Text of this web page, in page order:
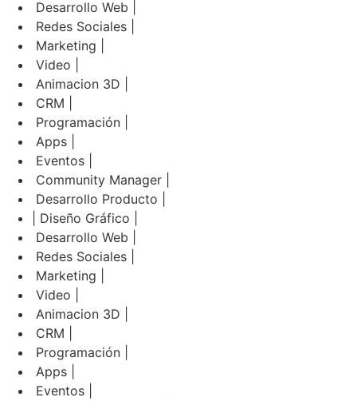
Desarrollo Web |
Redes Sociales |
Marketing |
Video |
Animacion 3D |
CRM |
Programación |
Apps |
Eventos |
Community Manager |
Desarrollo Producto |
| Diseño Gráfico |
Desarrollo Web |
Redes Sociales |
Marketing |
Video |
Animacion 3D |
CRM |
Programación |
Apps |
Eventos |